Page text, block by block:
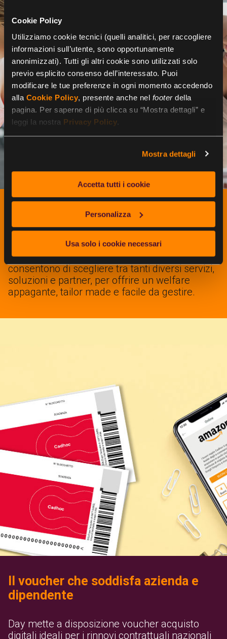
Cookie Policy
Utilizziamo cookie tecnici (quelli analitici, per raccogliere
informazioni sull’utente, sono opportunamente
anonimizzati). Tutti gli altri cookie sono utilizzati solo
previo esplicito consenso dell’interessato. Puoi
modificare le tue preferenze in ogni momento accedendo
alla Cookie Policy, presente anche nel footerdella
pagina. Per saperne di più clicca su “Mostra dettagli” e
leggi la nostra Privacy Policy.
Mostra dettagli
Accetta tutti i cookie
Personalizza
Usa solo i cookie necessari
I benefit che si adattano a tutte le
tue esigenze
I Flexible benefit presenti in Day Welfare
consentono di scegliere tra tanti diversi servizi,
soluzioni e partner, per offrire un welfare
appagante, tailor made e facile da gestire.
Il voucher che soddisfa azienda e
dipendente
Day mette a disposizione voucher acquisto
digitali ideali per i rinnovi contrattuali nazionali